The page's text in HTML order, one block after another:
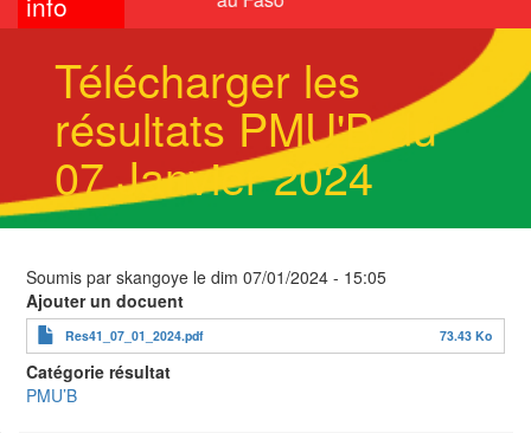
Télécharger les
résultats PMU'B du
07 Janvier 2024
Soumis par skangoye le dim 07/01/2024 - 15:05
Ajouter un docuent
Res41_07_01_2024.pdf 73.43 Ko
Catégorie résultat
PMU’B